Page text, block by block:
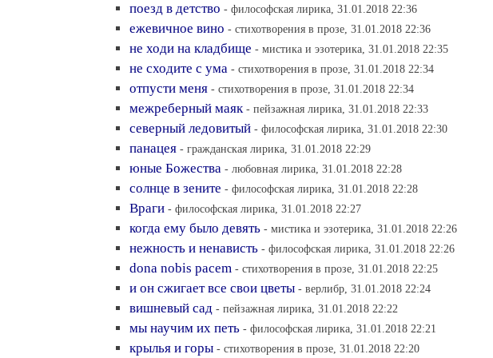
поезд в детство - философская лирика, 31.01.2018 22:36
ежевичное вино - cтихотворения в прозе, 31.01.2018 22:36
не ходи на кладбище - мистика и эзотерика, 31.01.2018 22:35
не сходите с ума - cтихотворения в прозе, 31.01.2018 22:34
отпусти меня - cтихотворения в прозе, 31.01.2018 22:34
межреберный маяк - пейзажная лирика, 31.01.2018 22:33
северный ледовитый - философская лирика, 31.01.2018 22:30
панацея - гражданская лирика, 31.01.2018 22:29
юные Божества - любовная лирика, 31.01.2018 22:28
солнце в зените - философская лирика, 31.01.2018 22:28
Враги - философская лирика, 31.01.2018 22:27
когда ему было девять - мистика и эзотерика, 31.01.2018 22:26
нежность и ненависть - философская лирика, 31.01.2018 22:26
dona nobis pacem - cтихотворения в прозе, 31.01.2018 22:25
и он сжигает все свои цветы - верлибр, 31.01.2018 22:24
вишневый сад - пейзажная лирика, 31.01.2018 22:22
мы научим их петь - философская лирика, 31.01.2018 22:21
крылья и горы - cтихотворения в прозе, 31.01.2018 22:20